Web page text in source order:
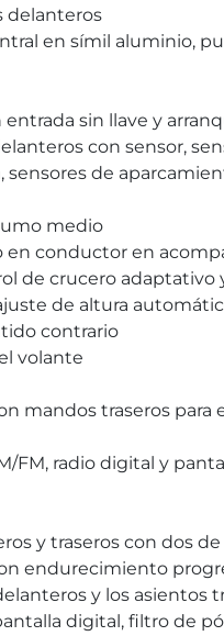
delanteros
en símil aluminio,
sin llave y
con sensor,
sensores de
medio
en conductor en
de crucero adaptativo
de altura
contrario
volante
mandos traseros para
FM, radio digital y
y traseros con dos
endurecimiento
y los asientos
digital, filtro de